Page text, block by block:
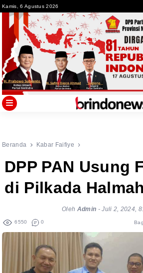
toKamis, 6 Agustus 2026
Beranda Kabar Faifiye
DPP PAN Usung
di Pilkada
Oleh Admin -Juli 2, 2024,
6550 0